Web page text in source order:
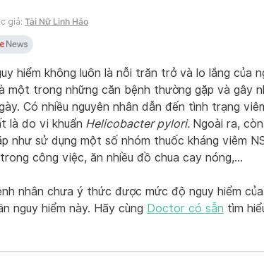
giả: Tài Nữ Linh Hảo
hiểm không luôn là nỗi trăn trở và lo lắng của
một trong những căn bệnh thường gặp và gây
Có nhiều nguyên nhân dẫn đến tình trạng
là do vi khuẩn Helicobacter pylori. Ngoài ra,
như sử dụng một số nhóm thuốc kháng viêm
công việc, ăn nhiều đồ chua cay nóng,…
nhân chưa ý thức được mức độ nguy hiểm
nguy hiểm này. Hãy cùng Doctor có sẵn tìm